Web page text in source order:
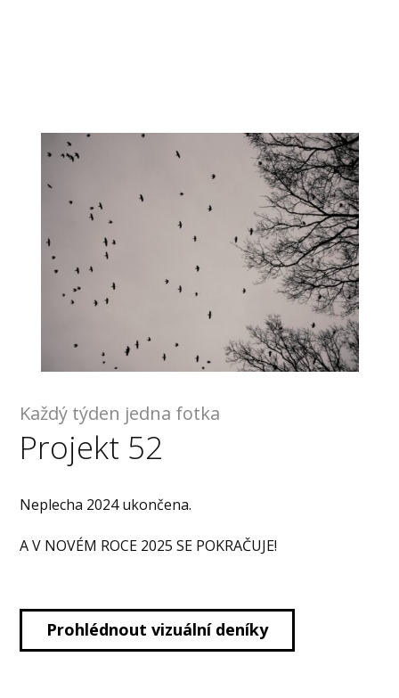
Každý týden jedna fotka
Projekt 52
Neplecha 2024 ukončena.
A V NOVÉM ROCE 2025 SE POKRAČUJE!
Prohlédnout vizuální deníky